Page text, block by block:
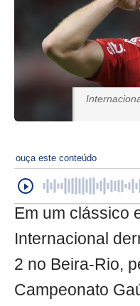
ouça este conteúdo
Em um clássico
Internacional
2 no Beira-Rio,
Campeonato